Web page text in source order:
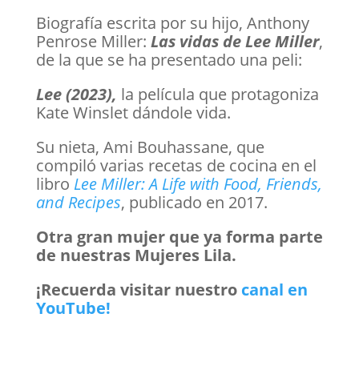
Biografía escrita por su hijo, Anthony
Penrose Miller: Las vidas de Lee Miller,
de la que se ha presentado una peli:
Lee (2023), la película que protagoniza
Kate Winslet dándole vida.
Su nieta, Ami Bouhassane, que
compiló varias recetas de cocina en el
libro Lee Miller: A Life with Food, Friends,
and Recipes, publicado en 2017.
Otra gran mujer que ya forma parte
de nuestras Mujeres Lila.
¡Recuerda visitar nuestrocanal en
YouTube!